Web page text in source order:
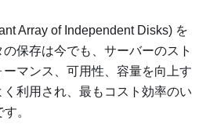
Array of Independent Disks) を
保存は今でも、サーバーのスト
ーマンス、可用性、容量を向上す
く利用され、最もコスト効率のい
。